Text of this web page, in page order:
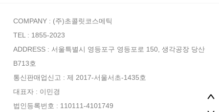
COMPANY : (주)초콜릿코스메틱
TEL : 1855-2023
ADDRESS : 서울특별시 영등포구 영등포로 150, 생각공장 당산
B713호
통신판매업신고 : 제 2017-서울서초-1435호
대표자 : 이민경
법인등록번호 : 110111-4101749